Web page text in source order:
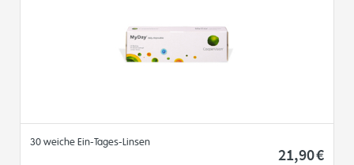
30 weiche Ein-Tages-Linsen
21,90€